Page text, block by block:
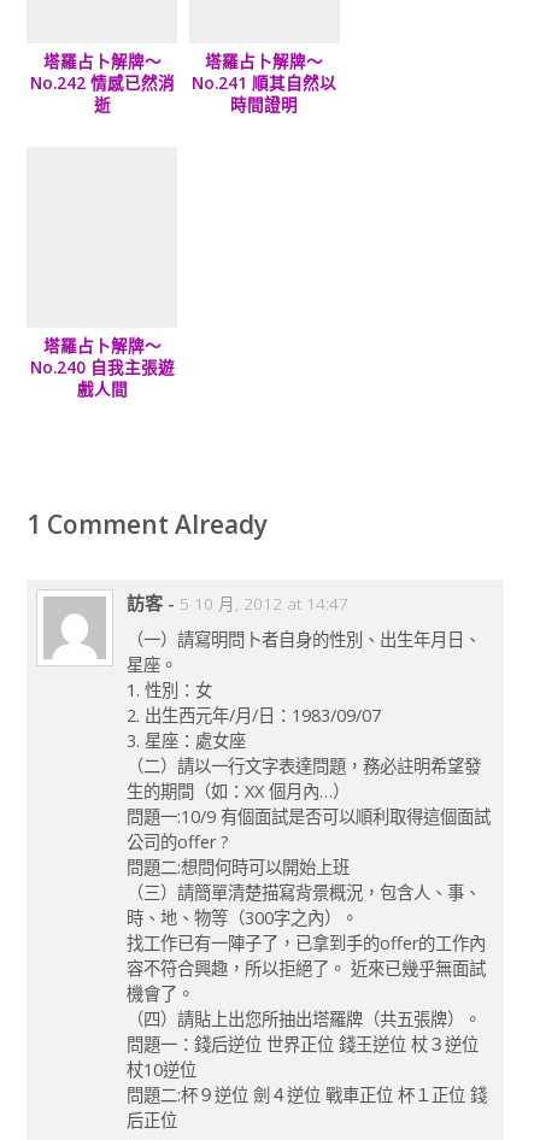
塔羅占卜解牌～
No.242 情感已然消
逝
塔羅占卜解牌～
No.241 順其自然以
時間證明
塔羅占卜解牌～
No.240 自我主張遊
戲人間
1 Comment Already
訪客 - 5 10 月, 2012 at 14:47
（一）請寫明問卜者自身的性別、出生年月日、
星座。
1. 性別：女
2. 出生西元年/月/日：1983/09/07
3. 星座：處女座
（二）請以一行文字表達問題，務必註明希望發
生的期間（如：XX 個月內…）
問題一:10/9 有個面試是否可以順利取得這個面試
公司的offer ?
問題二:想問何時可以開始上班
（三）請簡單清楚描寫背景概況，包含人、事、
時、地、物等（300字之內）。
找工作已有一陣子了，已拿到手的offer的工作內
容不符合興趣，所以拒絕了。 近來已幾乎無面試
機會了。
（四）請貼上出您所抽出塔羅牌（共五張牌）。
問題一：錢后逆位 世界正位 錢王逆位 杖３逆位
杖10逆位
問題二:杯９逆位 劍４逆位 戰車正位 杯１正位 錢
后正位